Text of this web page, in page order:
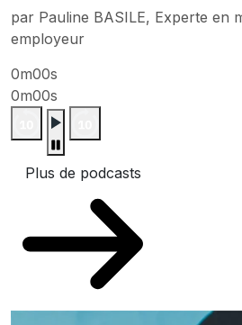
par Pauline BASILE, Experte en
employeur
0m00s
0m00s
Plus de podcasts